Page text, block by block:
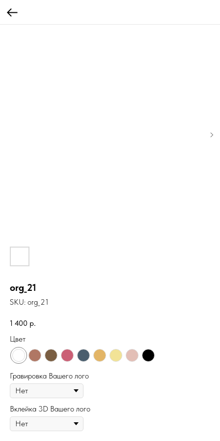
org_21
SKU: org_21
1 400 р.
Цвет
Гравировка Вашего лого
Вклейка 3D Вашего лого